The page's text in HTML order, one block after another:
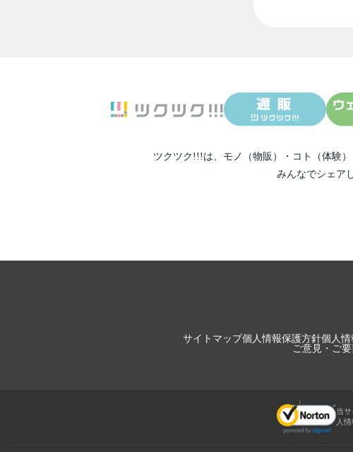
ツクツク!!!は、 モノ（物販） ・ コト（体験）
みんなでシェア
サイトマップ個人情報保護方針個人情
ご意見・ご要
当サ
人